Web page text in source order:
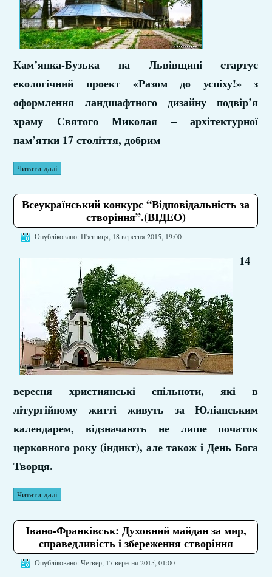
Кам’янка-Бузька на Львівщині стартує
екологічний проект «Разом до успіху!» з
оформлення ландшафтного дизайну подвір’я
храму Святого Миколая – архітектурної
пам’ятки 17 століття, добрим
Читати далі
Всеукраїнський конкурс “Відповідальність за
створіння”.(ВІДЕО)
Опубліковано: П'ятниця, 18 вересня 2015, 19:00
14
вересня християнські спільноти, які в
літургійному житті живуть за Юліанським
календарем, відзначають не лише початок
церковного року (індикт), але також і День Бога
Творця.
Читати далі
Івано-Франківськ: Духовний майдан за мир,
справедливість і збереження створіння
Опубліковано: Четвер, 17 вересня 2015, 01:00